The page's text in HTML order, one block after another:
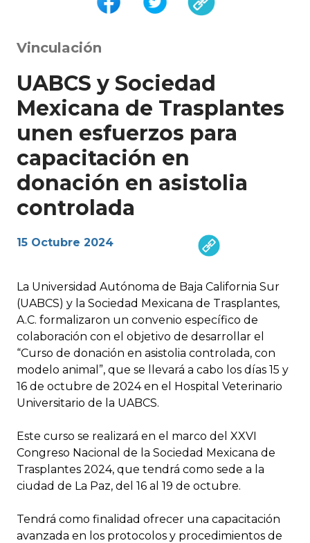
Vinculación
UABCS y Sociedad
Mexicana de Trasplantes
unen esfuerzos para
capacitación en
donación en asistolia
controlada
15 Octubre 2024
La Universidad Autónoma de Baja California Sur
(UABCS) y la Sociedad Mexicana de Trasplantes,
A.C. formalizaron un convenio específico de
colaboración con el objetivo de desarrollar el
“Curso de donación en asistolia controlada, con
modelo animal”, que se llevará a cabo los días 15 y
16 de octubre de 2024 en el Hospital Veterinario
Universitario de la UABCS.
Este curso se realizará en el marco del XXVI
Congreso Nacional de la Sociedad Mexicana de
Trasplantes 2024, que tendrá como sede a la
ciudad de La Paz, del 16 al 19 de octubre.
Tendrá como finalidad ofrecer una capacitación
avanzada en los protocolos y procedimientos de